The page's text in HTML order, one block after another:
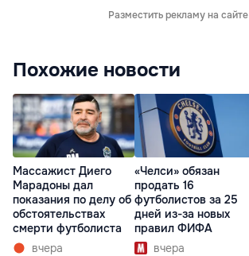
Разместить рекламу на сайте
Похожие новости
Массажист Диего
Марадоны дал
показания по делу об
обстоятельствах
смерти футболиста
вчера
«Челси» обязан
продать 16
футболистов за 25
дней из-за новых
правил ФИФА
вчера